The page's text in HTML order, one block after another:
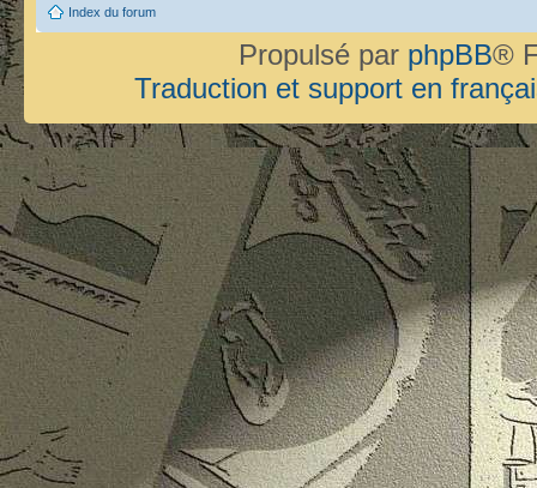
Index du forum
Propulsé par phpBB®
Traduction et support en